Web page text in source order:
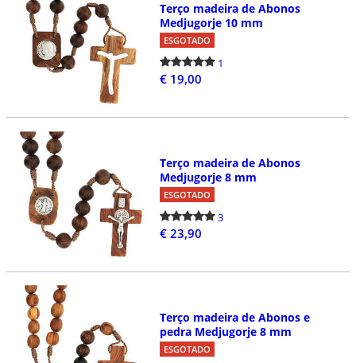
Terço madeira de Abonos
Medjugorje 10 mm
ESGOTADO
1
€ 19,00
Terço madeira de Abonos
Medjugorje 8 mm
ESGOTADO
3
€ 23,90
Terço madeira de Abonos e
pedra Medjugorje 8 mm
ESGOTADO